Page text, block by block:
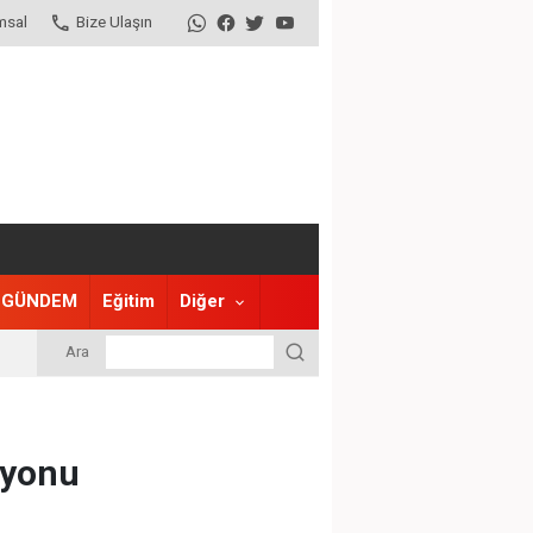
Bize Ulaşın
GÜNDEM Eğitim Diğer
Ara